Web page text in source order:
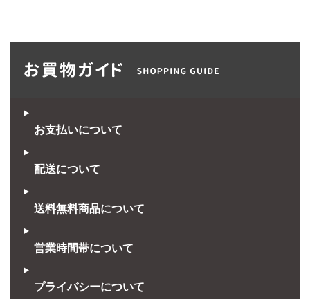
お支払いについて
配送について
送料無料商品について
営業時間帯について
プライバシーについて